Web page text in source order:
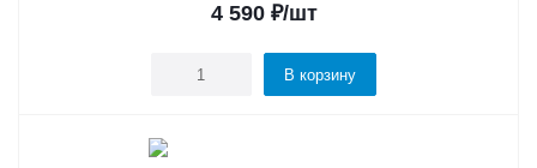
4 590 ₽/шт
В корзину